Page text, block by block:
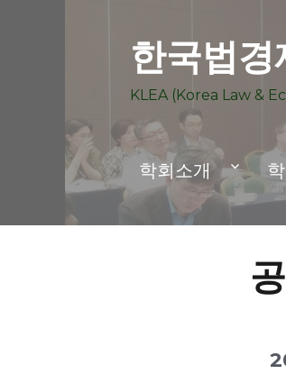
한국법경
KLEA (Korea Law &
학회소개